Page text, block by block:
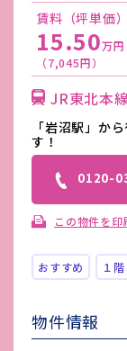
賃料（坪単価）
15.50万円
（7,045円）
JR東北本
「岩沼駅」か
す！
0120-
この物件を印
おすすめ １階
物件情報